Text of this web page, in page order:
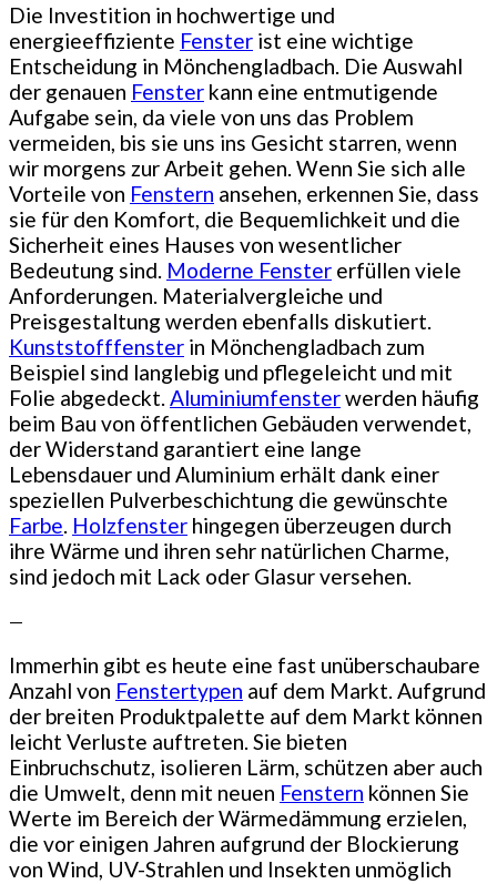
Die Investition in hochwertige und
energieeffiziente Fenster ist eine wichtige
Entscheidung in Mönchengladbach. Die Auswahl
der genauen Fenster kann eine entmutigende
Aufgabe sein, da viele von uns das Problem
vermeiden, bis sie uns ins Gesicht starren, wenn
wir morgens zur Arbeit gehen. Wenn Sie sich alle
Vorteile von Fenstern ansehen, erkennen Sie, dass
sie für den Komfort, die Bequemlichkeit und die
Sicherheit eines Hauses von wesentlicher
Bedeutung sind. Moderne Fenster erfüllen viele
Anforderungen. Materialvergleiche und
Preisgestaltung werden ebenfalls diskutiert.
Kunststofffenster in Mönchengladbach zum
Beispiel sind langlebig und pflegeleicht und mit
Folie abgedeckt.Aluminiumfensterwerden häufig
beim Bau von öffentlichen Gebäuden verwendet,
der Widerstand garantiert eine lange
Lebensdauer und Aluminium erhält dank einer
speziellen Pulverbeschichtung die gewünschte
Farbe. Holzfenster hingegen überzeugen durch
ihre Wärme und ihren sehr natürlichen Charme,
sind jedoch mit Lack oder Glasur versehen.
—
Immerhin gibt es heute eine fast unüberschaubare
Anzahl von Fenstertypen auf dem Markt. Aufgrund
der breiten Produktpalette auf dem Markt können
leicht Verluste auftreten. Sie bieten
Einbruchschutz, isolieren Lärm, schützen aber auch
die Umwelt, denn mit neuen Fenstern können Sie
Werte im Bereich der Wärmedämmung erzielen,
die vor einigen Jahren aufgrund der Blockierung
von Wind, UV-Strahlen und Insekten unmöglich